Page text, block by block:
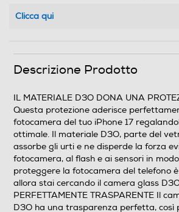
Clicca qui
Descrizione Prodotto
IL MATERIALE D3O DONA UNA
Questa protezione aderisce
fotocamera del tuo iPhone 17
ottimale. Il materiale D3O, parte del
assorbe gli urti e ne disperde la forza
fotocamera, al flash e ai sensori in
proteggere la fotocamera del telefono
allora stai cercando il camera glass
PERFETTAMENTE TRASPARENTE Il
D3O ha una trasparenza perfetta, così